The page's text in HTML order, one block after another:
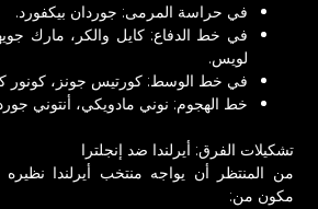
في حراسة المرمى: جوردان بيكفورد.
في خط الدفاع: كايل والكر، مارك
لويس.
في خط الوسط: كورتيس جونز، كونور
خط الهجوم: نوني مادويكي، أنتوني
تشكيلات الفرق: أيرلندا ضد إنجلترا
من المنتظر أن يواجه منتخب أيرلندا
مكون من: